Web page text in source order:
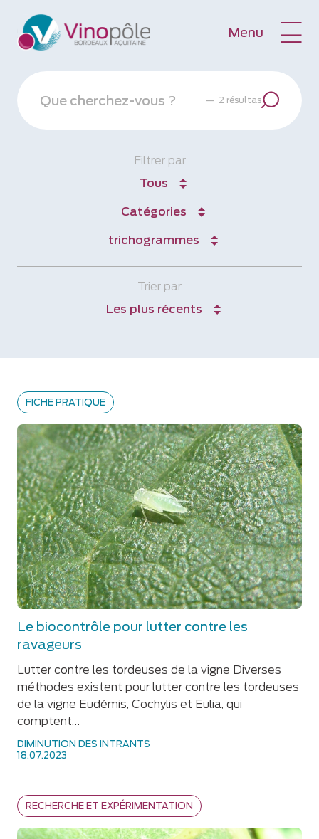
Menu
— 2 résultas
Filtrer par
Tous
Catégories
trichogrammes
Trier par
Les plus récents
Le biocontrôle pour lutter contre les
ravageurs
DIMINUTION DES INTRANTS
FICHE PRATIQUE
18.07.2023
Lutter contre les tordeuses de la vigne Diverses
méthodes existent pour lutter contre les tordeuses
de la vigne Eudémis, Cochylis et Eulia, qui
comptent…
RECHERCHE ET EXPÉRIMENTATION